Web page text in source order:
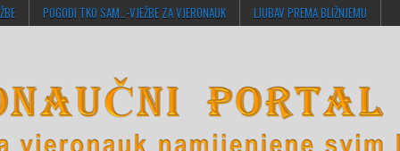
POGODI TKO SAM…-VJEŽBE ZA VJERONAUK LJUBAV PREMA BLIŽNJEMU